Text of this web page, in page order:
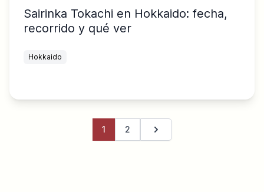
Sairinka Tokachi en Hokkaido: fecha,
recorrido y qué ver
Hokkaido
1 2 Página siguiente